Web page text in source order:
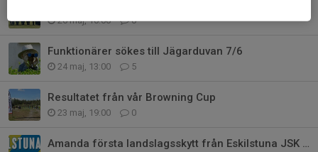
26 maj, 10:00 0
Funktionärer sökes till Jägarduvan 7/6
24 maj, 13:00 5
Resultatet från vår Browning Cup
23 maj, 19:00 0
Amanda första landslagsskytt från Eskilstuna JSK 2026!